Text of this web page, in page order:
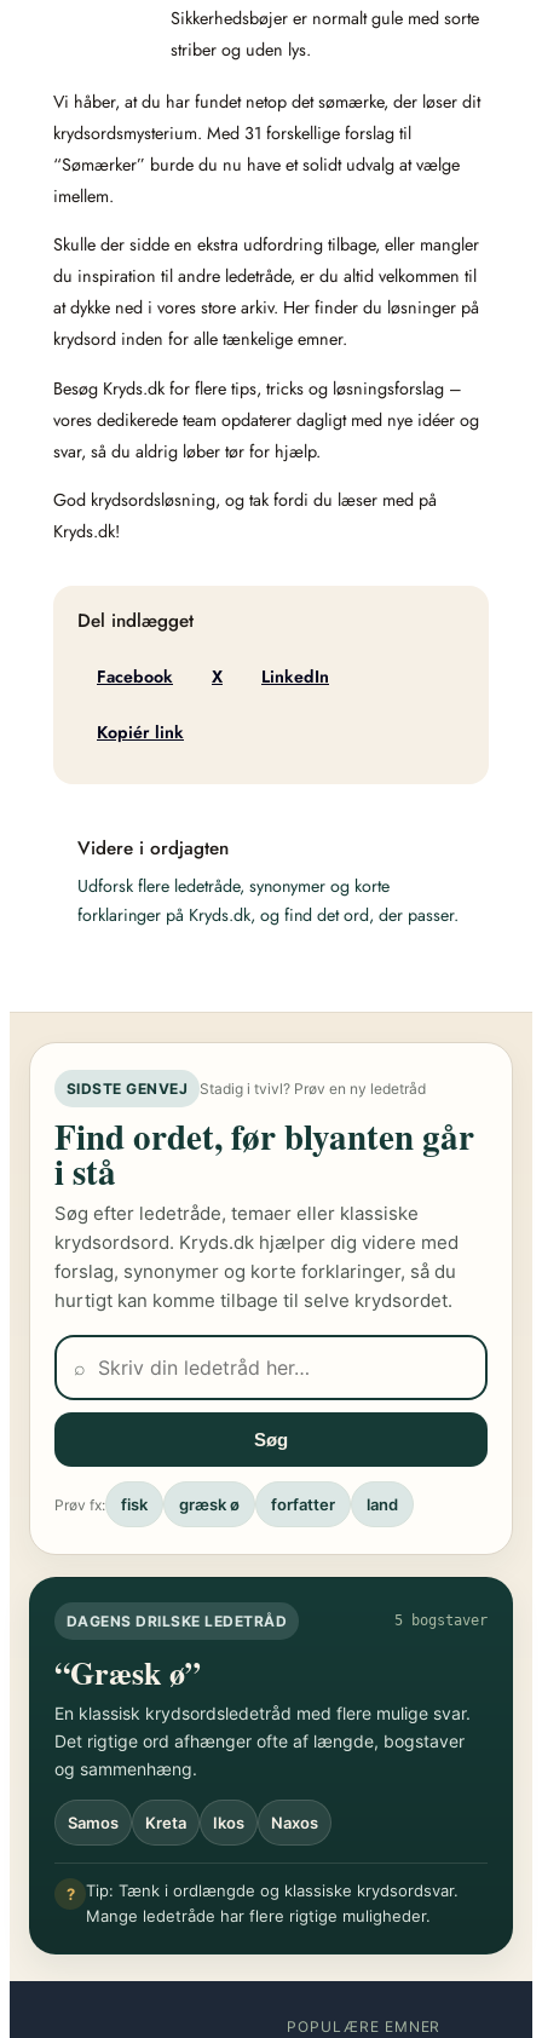
Sikkerhedsbøjer er normalt gule med sorte
striber og uden lys.
Vi håber, at du har fundet netop det sømærke, der løser dit
krydsordsmysterium. Med 31 forskellige forslag til
“Sømærker” burde du nu have et solidt udvalg at vælge
imellem.
Skulle der sidde en ekstra udfordring tilbage, eller mangler
du inspiration til andre ledetråde, er du altid velkommen til
at dykke ned i vores store arkiv. Her finder du løsninger på
krydsord inden for alle tænkelige emner.
Besøg Kryds.dk for flere tips, tricks og løsningsforslag –
vores dedikerede team opdaterer dagligt med nye idéer og
svar, så du aldrig løber tør for hjælp.
God krydsordsløsning, og tak fordi du læser med på
Kryds.dk!
Del indlægget
Facebook X LinkedIn
Kopiér link
Videre i ordjagten
Udforsk flere ledetråde, synonymer og korte
forklaringer på Kryds.dk, og find det ord, der passer.
SIDSTE GENVEJ Stadig i tvivl? Prøv en ny ledetråd
Find ordet, før blyanten går
i stå
Søg efter ledetråde, temaer eller klassiske
krydsordsord. Kryds.dk hjælper dig videre med
forslag, synonymer og korte forklaringer, så du
hurtigt kan komme tilbage til selve krydsordet.
⌕
Søg
Prøv fx: fisk græsk ø forfatter land
DAGENS DRILSKE LEDETRÅD 5 bogstaver
“Græsk ø”
En klassisk krydsordsledetråd med flere mulige svar.
Det rigtige ord afhænger ofte af længde, bogstaver
og sammenhæng.
Samos Kreta Ikos Naxos
? Tip: Tænk i ordlængde og klassiske krydsordsvar.
Mange ledetråde har flere rigtige muligheder.
POPULÆRE EMNER